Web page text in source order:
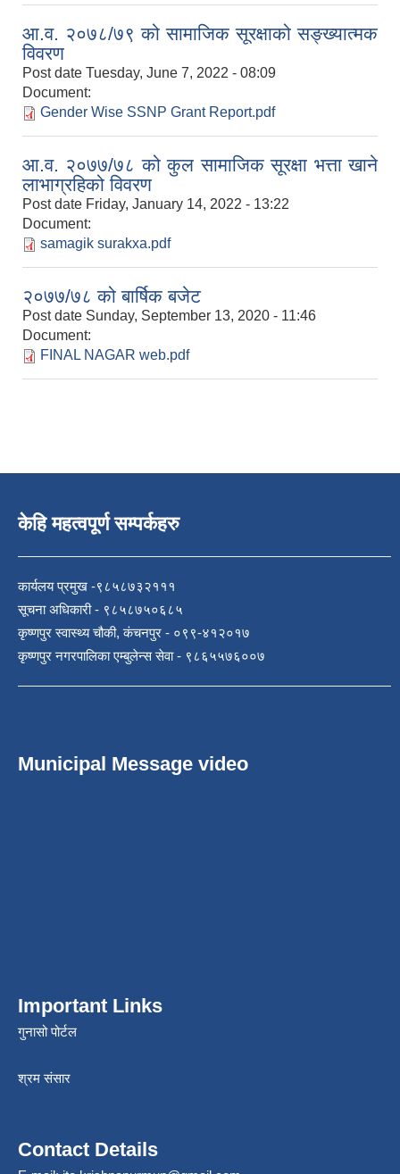
आ.व. २०७८/७९ को सामाजिक सूरक्षाको सङ्ख्यात्मक
विवरण
Post date Tuesday, June 7, 2022 - 08:09
Document:
Gender Wise SSNP Grant Report.pdf
आ.व. २०७७/७८ को कुल सामाजिक सूरक्षा भत्ता खाने
लाभाग्रहिको विवरण
Post date Friday, January 14, 2022 - 13:22
Document:
samagik surakxa.pdf
२०७७/७८ को बार्षिक बजेट
Post date Sunday, September 13, 2020 - 11:46
Document:
FINAL NAGAR web.pdf
केहि महत्वपूर्ण सम्पर्कहरु
कार्यलय प्रमुख -९८५८७३२१११
सूचना अधिकारी - ९८५८७५०६८५
कृष्णपुर स्वास्थ्य चौकी, कंचनपुर - ०९९-४१२०१७
कृष्णपुर नगरपालिका एम्बुलेन्स सेवा - ९८६५५७६००७
Municipal Message video
Important Links
गुनासो पोर्टल
श्रम संसार
Contact Details